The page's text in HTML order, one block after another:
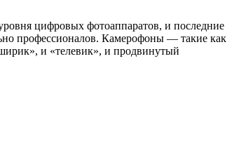
цифровых фотоаппаратов, и последние
профессионалов. Камерофоны — такие как
и «телевик», и продвинутый